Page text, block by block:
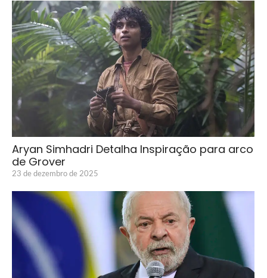
Aryan Simhadri Detalha Inspiração para arco
de Grover
23 de dezembro de 2025